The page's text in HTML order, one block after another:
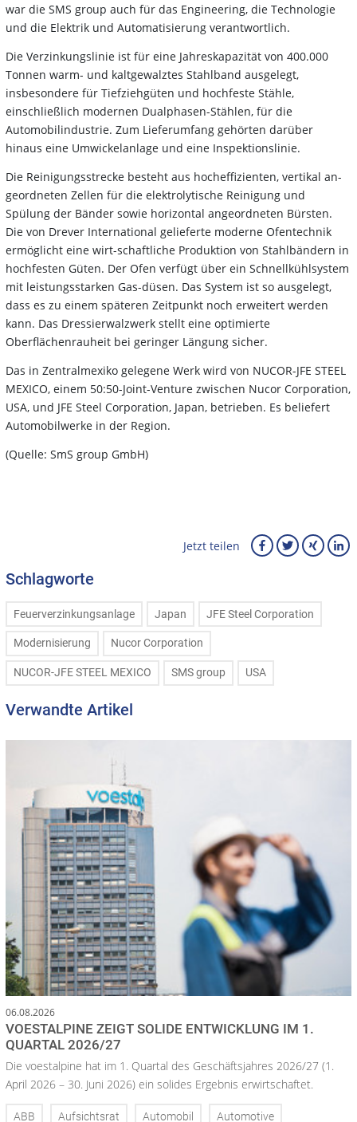
war die SMS group auch für das Engineering, die Technologie
und die Elektrik und Automatisierung verantwortlich.
Die Verzinkungslinie ist für eine Jahreskapazität von 400.000
Tonnen warm- und kaltgewalztes Stahlband ausgelegt,
insbesondere für Tiefziehgüten und hochfeste Stähle,
einschließlich modernen Dualphasen-Stählen, für die
Automobilindustrie. Zum Lieferumfang gehörten darüber
hinaus eine Umwickelanlage und eine Inspektionslinie.
Die Reinigungsstrecke besteht aus hocheffizienten, vertikal an-
geordneten Zellen für die elektrolytische Reinigung und
Spülung der Bänder sowie horizontal angeordneten Bürsten.
Die von Drever International gelieferte moderne Ofentechnik
ermöglicht eine wirt-schaftliche Produktion von Stahlbändern in
hochfesten Güten. Der Ofen verfügt über ein Schnellkühlsystem
mit leistungsstarken Gas-düsen. Das System ist so ausgelegt,
dass es zu einem späteren Zeitpunkt noch erweitert werden
kann. Das Dressierwalzwerk stellt eine optimierte
Oberflächenrauheit bei geringer Längung sicher.
Das in Zentralmexiko gelegene Werk wird von NUCOR-JFE STEEL
MEXICO, einem 50:50-Joint-Venture zwischen Nucor Corporation,
USA, und JFE Steel Corporation, Japan, betrieben. Es beliefert
Automobilwerke in der Region.
(Quelle: SmS group GmbH)
Jetzt teilen
Schlagworte
Feuerverzinkungsanlage Japan JFE Steel Corporation
Modernisierung Nucor Corporation
NUCOR-JFE STEEL MEXICO SMS group USA
Verwandte Artikel
06.08.2026
VOESTALPINE ZEIGT SOLIDE ENTWICKLUNG IM 1.
QUARTAL 2026/27
Die voestalpine hat im 1. Quartal des Geschäftsjahres 2026/27 (1.
April 2026 – 30. Juni 2026) ein solides Ergebnis erwirtschaftet.
ABB Aufsichtsrat Automobil Automotive